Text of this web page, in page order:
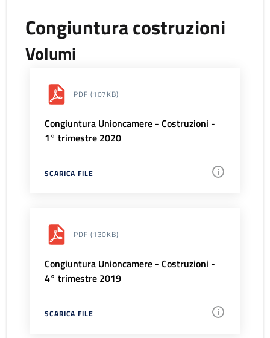
Congiuntura costruzioni
Volumi
PDF (107KB)
Congiuntura Unioncamere - Costruzioni -
1° trimestre 2020
SCARICA FILE
PDF (130KB)
Congiuntura Unioncamere - Costruzioni -
4° trimestre 2019
SCARICA FILE